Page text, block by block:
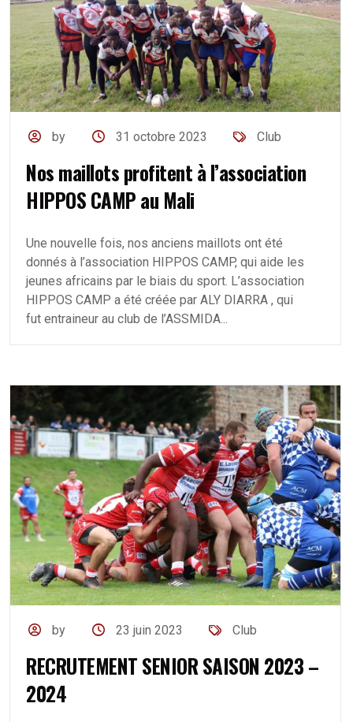
by 31 octobre 2023 Club
Nos maillots profitent à l’association
HIPPOS CAMP au Mali
Une nouvelle fois, nos anciens maillots ont été
donnés à l’association HIPPOS CAMP, qui aide les
jeunes africains par le biais du sport. L’association
HIPPOS CAMP a été créée par ALY DIARRA , qui
fut entraineur au club de l’ASSMIDA...
by 23 juin 2023 Club
RECRUTEMENT SENIOR SAISON 2023 –
2024